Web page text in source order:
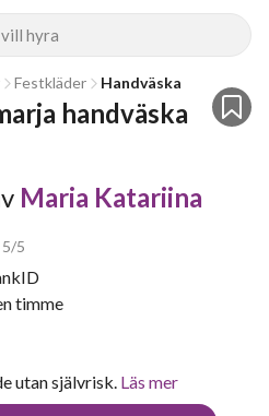
hyra
Festkläder Handväska
handväska
Maria Katariina
5/5
timme
utan självrisk. Läs mer